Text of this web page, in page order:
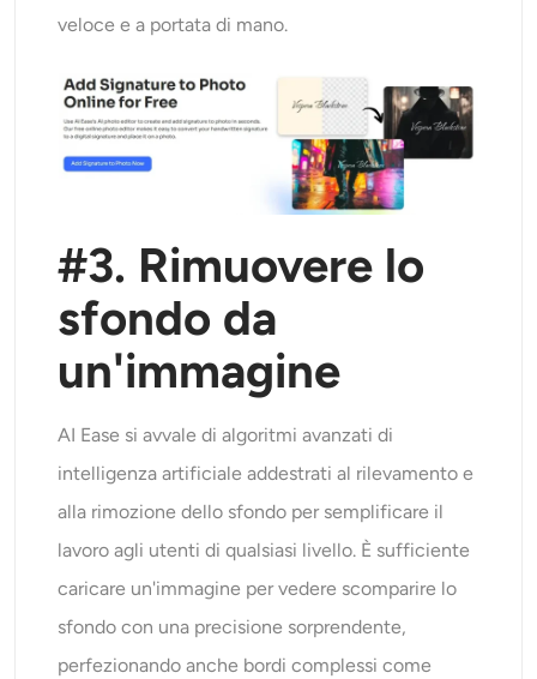
veloce e a portata di mano.
#3. Rimuovere lo
sfondo da
un'immagine
AI Ease si avvale di algoritmi avanzati di
intelligenza artificiale addestrati al rilevamento e
alla rimozione dello sfondo per semplificare il
lavoro agli utenti di qualsiasi livello. È sufficiente
caricare un'immagine per vedere scomparire lo
sfondo con una precisione sorprendente,
perfezionando anche bordi complessi come